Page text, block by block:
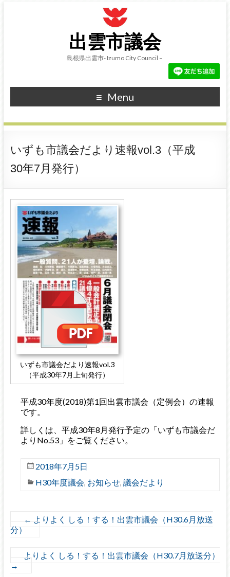
出雲市議会
島根県出雲市- Izumo City Council –
Menu
いずも市議会だより速報vol.3（平成
30年7月発行）
いずも市議会だより速報vol.3
（平成30年7月上旬発行）
平成30年度(2018)第1回出雲市議会（定例会）の速報
です。
詳しくは、平成30年8月発行予定の「いずも市議会だ
よりNo.53」をご覧ください。
2018年7月5日
H30年度議会, お知らせ, 議会だより
← よりよく しる！する！出雲市議会（H30.6月放送
分）
よりよく しる！する！出雲市議会（H30.7月放送分）
→